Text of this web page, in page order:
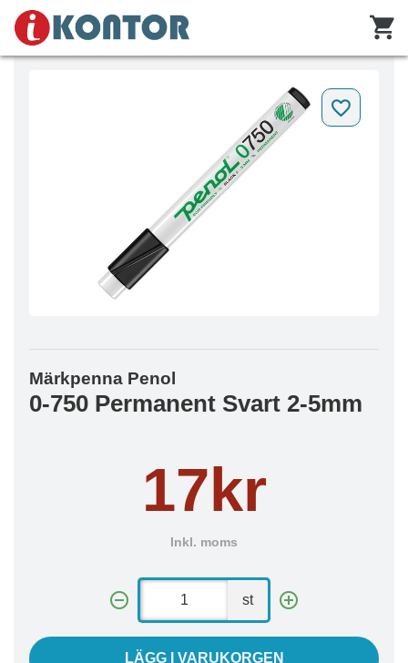
Märkpenna Penol
0-750 Permanent Svart 2-5mm
17kr
Inkl. moms
st
LÄGG I VARUKORGEN